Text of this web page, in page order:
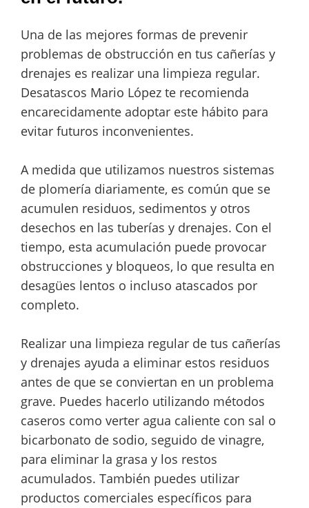
Una de las mejores formas de prevenir
problemas de obstrucción en tus cañerías y
drenajes es realizar una limpieza regular.
Desatascos Mario López te recomienda
encarecidamente adoptar este hábito para
evitar futuros inconvenientes.
A medida que utilizamos nuestros sistemas
de plomería diariamente, es común que se
acumulen residuos, sedimentos y otros
desechos en las tuberías y drenajes. Con el
tiempo, esta acumulación puede provocar
obstrucciones y bloqueos, lo que resulta en
desagües lentos o incluso atascados por
completo.
Realizar una limpieza regular de tus cañerías
y drenajes ayuda a eliminar estos residuos
antes de que se conviertan en un problema
grave. Puedes hacerlo utilizando métodos
caseros como verter agua caliente con sal o
bicarbonato de sodio, seguido de vinagre,
para eliminar la grasa y los restos
acumulados. También puedes utilizar
productos comerciales específicos para